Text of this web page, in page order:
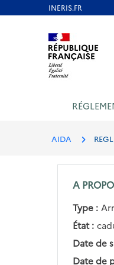
Aller au contenu
AIDA
A
Type :
État :
Date de
Date de